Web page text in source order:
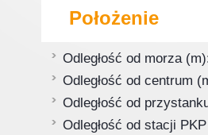
Położenie
Odległość od morza
Odległość od centrum
Odległość od
Odległość od stacji